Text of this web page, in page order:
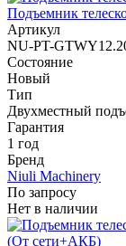
Подъемник
Артикул
NU-PT-
Состояние
Новый
Тип
Двухместный
Гарантия
1 год
Бренд
Niuli Machinery
По запросу
Нет в наличии